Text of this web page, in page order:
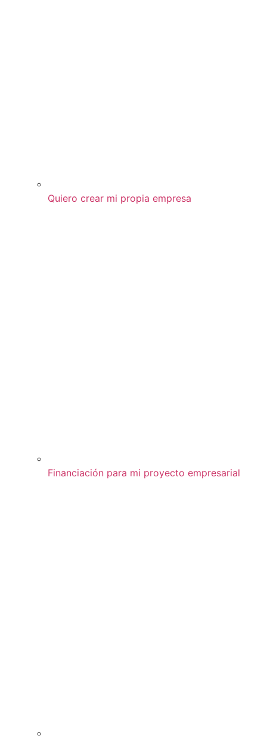
Quiero crear mi propia empresa
Financiación para mi proyecto empresarial